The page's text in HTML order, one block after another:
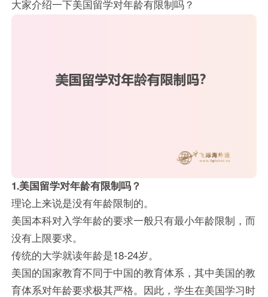
大家介绍一下美国留学对年龄有限制吗？
1.美国留学对年龄有限制吗？
理论上来说是没有年龄限制的。
美国本科对入学年龄的要求一般只有最小年龄限制，而
没有上限要求。
传统的大学就读年龄是18-24岁。
美国的国家教育不同于中国的教育体系，其中美国的教
育体系对年龄要求极其严格。因此，学生在美国学习时